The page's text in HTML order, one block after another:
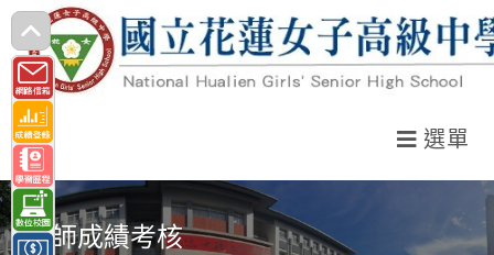
跳
轉
至
主
要
內
容
選單
教師成績考核